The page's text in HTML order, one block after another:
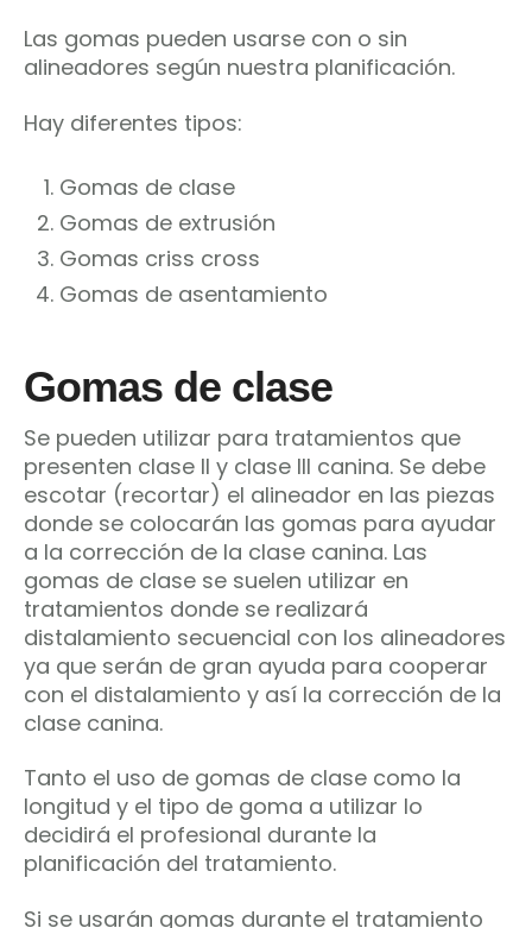
Las gomas pueden usarse con o sin
alineadores según nuestra planificación.
Hay diferentes tipos:
Gomas de clase
Gomas de extrusión
Gomas criss cross
Gomas de asentamiento
Gomas de clase
Se pueden utilizar para tratamientos que
presenten clase II y clase III canina. Se debe
escotar (recortar) el alineador en las piezas
donde se colocarán las gomas para ayudar
a la corrección de la clase canina. Las
gomas de clase se suelen utilizar en
tratamientos donde se realizará
distalamiento secuencial con los alineadores
ya que serán de gran ayuda para cooperar
con el distalamiento y así la corrección de la
clase canina.
Tanto el uso de gomas de clase como la
longitud y el tipo de goma a utilizar lo
decidirá el profesional durante la
planificación del tratamiento.
Si se usarán gomas durante el tratamiento